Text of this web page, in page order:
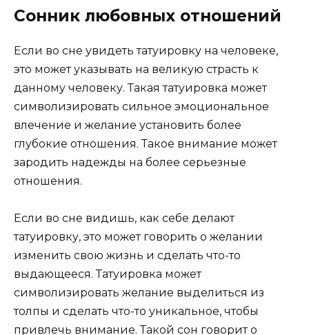
Сонник любовных отношений
Если во сне увидеть татуировку на человеке,
это может указывать на великую страсть к
данному человеку. Такая татуировка может
символизировать сильное эмоциональное
влечение и желание установить более
глубокие отношения. Такое внимание может
зародить надежды на более серьезные
отношения.
Если во сне видишь, как себе делают
татуировку, это может говорить о желании
изменить свою жизнь и сделать что-то
выдающееся. Татуировка может
символизировать желание выделиться из
толпы и сделать что-то уникальное, чтобы
привлечь внимание. Такой сон говорит о